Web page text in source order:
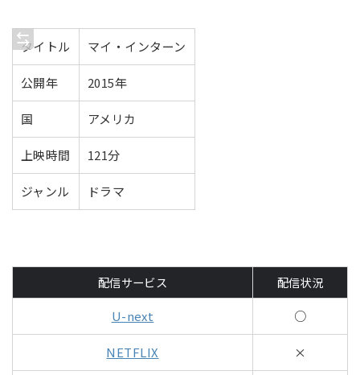
タイトル マイ・インターン
公開年 2015年
国 アメリカ
上映時間 121分
ジャンル ドラマ
配信サービス
配信状況
U-next
○
NETFLIX ×